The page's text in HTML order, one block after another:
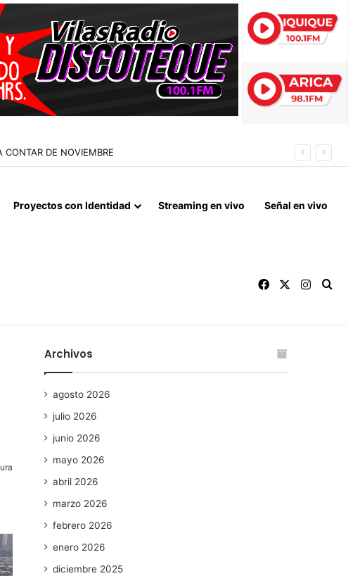
QUE MARCA EL CORAZÓN DE LA FIESTA DE SAN LORENZO
Proyectos con Identidad Streaming en vivo Señal en vivo
Facebook
Archivos
agosto 2026
julio 2026
junio 2026
mayo 2026
abril 2026
marzo 2026
febrero 2026
enero 2026
diciembre 2025